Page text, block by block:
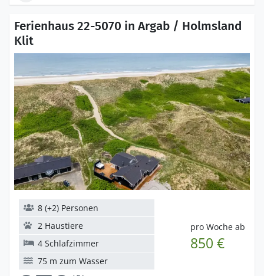
Ferienhaus 22-5070 in Argab / Holmsland
Klit
pro Woche ab
850 €
8 (+2) Personen
2 Haustiere
4 Schlafzimmer
75 m zum Wasser